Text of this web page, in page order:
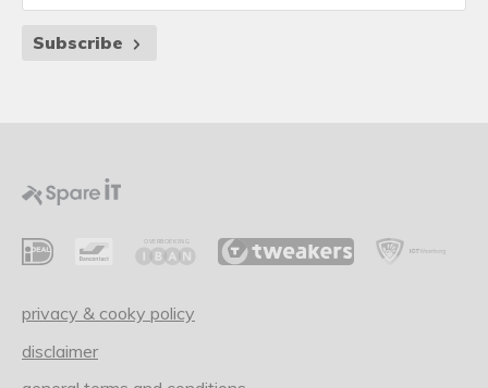
Subscribe
privacy & cooky policy
disclaimer